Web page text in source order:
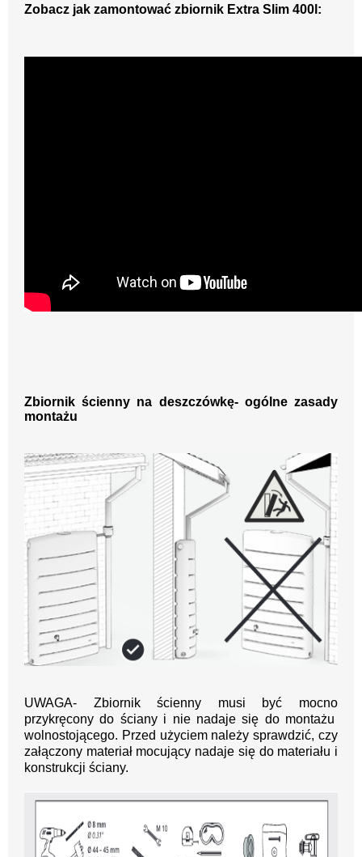
Zobacz jak zamontować zbiornik Extra Slim 400l:
Zbiornik ścienny na deszczówkę- ogólne zasady
montażu
UWAGA- Zbiornik ścienny musi być mocno
przykręcony do ściany i nie nadaje się do montażu
wolnostojącego. Przed użyciem należy sprawdzić, czy
załączony materiał mocujący nadaje się do materiału i
konstrukcji ściany.